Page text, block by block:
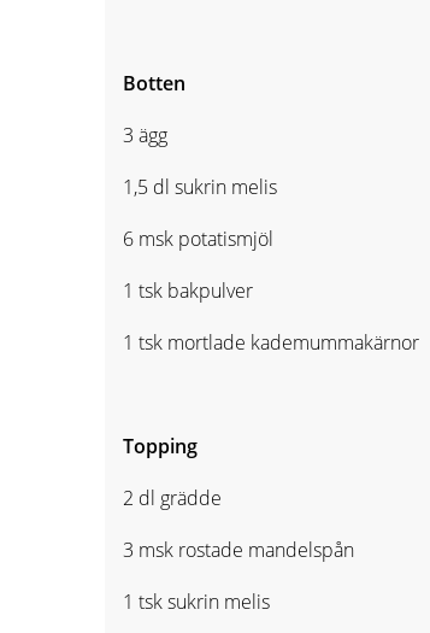
Botten
3 ägg
1,5 dl sukrin melis
6 msk potatismjöl
1 tsk bakpulver
1 tsk mortlade kademummakärnor
Topping
2 dl grädde
3 msk rostade mandelspån
1 tsk sukrin melis